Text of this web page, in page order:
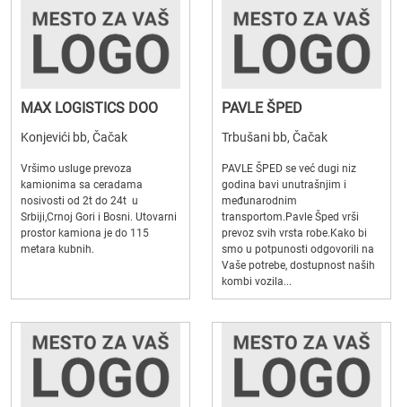
MAX LOGISTICS DOO
Konjevići bb, Čačak
Vršimo usluge prevoza
kamionima sa ceradama
nosivosti od 2t do 24t u
Srbiji,Crnoj Gori i Bosni. Utovarni
prostor kamiona je do 115
metara kubnih.
PAVLE ŠPED
Trbušani bb, Čačak
PAVLE ŠPED se već dugi niz
godina bavi unutrašnjim i
međunarodnim
transportom.Pavle Šped vrši
prevoz svih vrsta robe.Kako bi
smo u potpunosti odgovorili na
Vaše potrebe, dostupnost naših
kombi vozila...